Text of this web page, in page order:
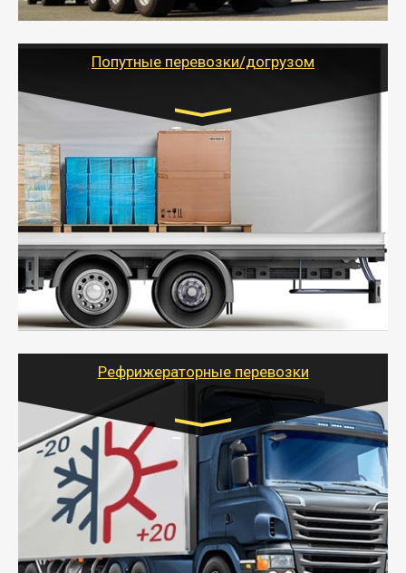
- Тайгер Логистик предоставляет услуги по
грузоперевозкам для физических и юридических лиц
Попутные перевозки/догрузом
Транспорт:
Газель (1,5 и 3 тонны), Бычок, Еврофура от 5 до
10 тонн
от 5000 руб. Возможен догруз
- Экономный способ доставить вещи от 200 кг в
другой город - догрузом или попутно. Попутные
грузоперевозки для физлиц, ИП и юрлиц обходятся
дешевле.
- Тайгер Логистик организует доставку
крупногабаритных и личных вещей по нужному
для погрузочно-разгрузочных работ при перевозке.
Рефрижераторные перевозки
Транспорт:
Газель (1,5 и 3 тонны), Бычок, Еврофура от 5 до
10 тонн
от 6000 руб.
- Рефрижераторные перевозки грузов с
соблюдением температурного режима, работающим